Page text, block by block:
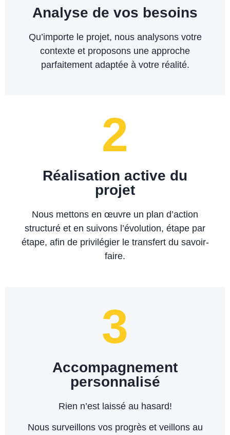
Analyse de vos besoins
Qu’importe le projet, nous analysons votre
contexte et proposons une approche
parfaitement adaptée à votre réalité.
2
Réalisation active du
projet
Nous mettons en œuvre un plan d’action
structuré et en suivons l’évolution, étape par
étape, afin de privilégier le transfert du savoir-
faire.
3
Accompagnement
personnalisé
Rien n’est laissé au hasard!
Nous surveillons vos progrès et veillons au